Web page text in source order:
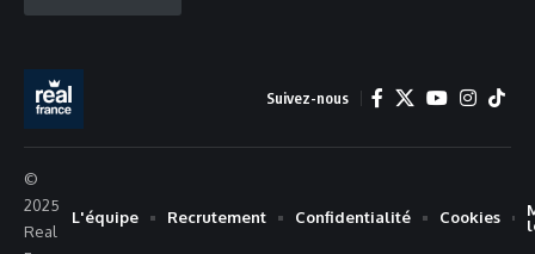
Suivez-nous
©
2025
Real
L'équipe Recrutement Confidentialité Cookies